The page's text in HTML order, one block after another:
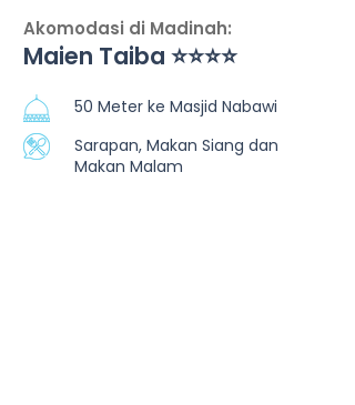
Akomodasi di Madinah:
Maien Taiba ⭐⭐⭐⭐
50 Meter ke Masjid Nabawi
Sarapan, Makan Siang dan
Makan Malam